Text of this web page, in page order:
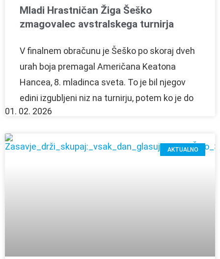
Mladi Hrastničan Žiga Šeško
zmagovalec avstralskega turnirja
V finalnem obračunu je Šeško po skoraj dveh
urah boja premagal Američana Keatona
Hancea, 8. mladinca sveta. To je bil njegov
edini izgubljeni niz na turnirju, potem ko je do
01. 02. 2026
AKTUALNO